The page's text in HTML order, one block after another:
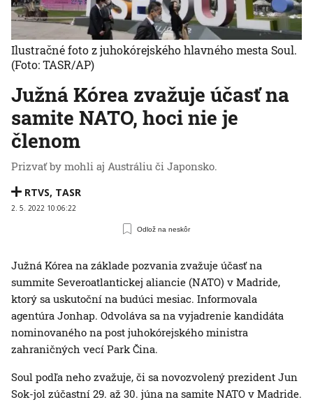
Južná Kórea zvažuje účasť na
samite NATO, hoci nie je
členom
Prizvať by mohli aj Austráliu či Japonsko.
RTVS, TASR
2. 5. 2022 10:06:22
Odlož na neskôr
Ilustračné foto z juhokórejského hlavného mesta Soul.
(Foto: TASR/AP)
Južná Kórea na základe pozvania zvažuje účasť na
summite Severoatlantickej aliancie (NATO) v Madride,
ktorý sa uskutoční na budúci mesiac. Informovala
agentúra Jonhap. Odvoláva sa na vyjadrenie kandidáta
nominovaného na post juhokórejského ministra
zahraničných vecí Park Čina.
Soul podľa neho zvažuje, či sa novozvolený prezident Jun
Sok-jol zúčastní 29. až 30. júna na samite NATO v Madride.